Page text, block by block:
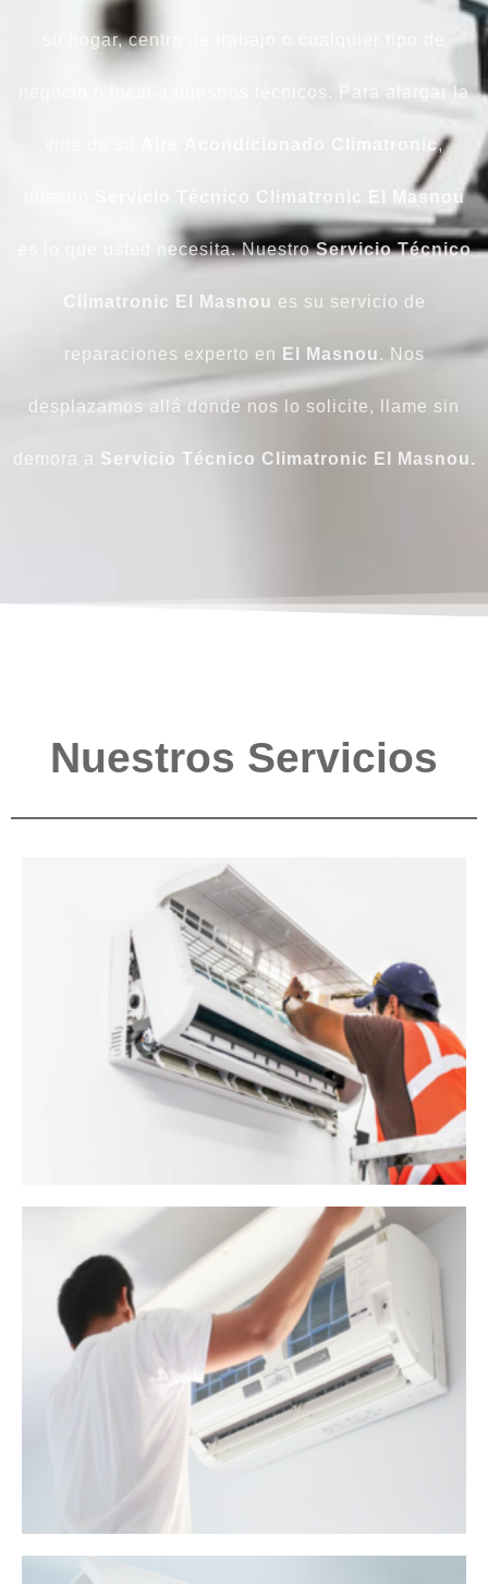
su hogar, centro de trabajo o cualquier tipo de
negocio o local a nuestros técnicos. Para alargar la
Climatronic,
Técnico Climatronic El Masnou
es lo que usted necesita. NuestroServicio Técnico
Climatronic El Masnou es su servicio de
reparaciones experto en El Masnou. Nos
desplazamos allá donde nos lo solicite, llame sin
demora a Servicio Técnico Climatronic El Masnou.
Nuestros Servicios